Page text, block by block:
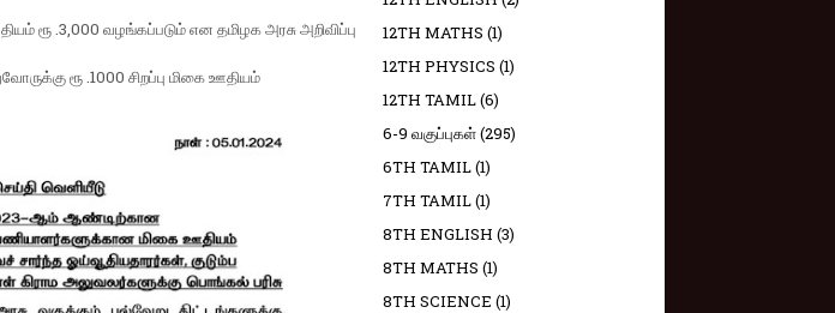
ரூ .3,000 வழங்கப்படும் என தமிழக அரசு அறிவிப்பு
ரூ .1000 சிறப்பு மிகை ஊதியம்
12TH MATHS (1)
12TH PHYSICS (1)
12TH TAMIL(6)
6-9 வகுப்புகள்(295)
6TH TAMIL(1)
7TH TAMIL(1)
8TH ENGLISH (3)
8TH MATHS (1)
8TH SCIENCE (1)